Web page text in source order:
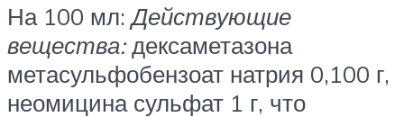
На 100 мл:Действующие
вещества:дексаметазона
метасульфобензоат натрия 0,100 г,
неомицина сульфат 1 г, что